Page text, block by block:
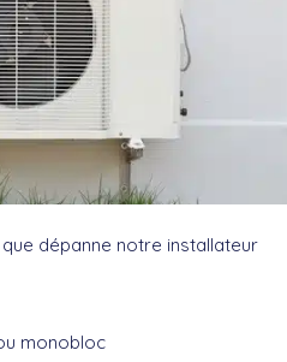
dépanne notre installateur
monobloc